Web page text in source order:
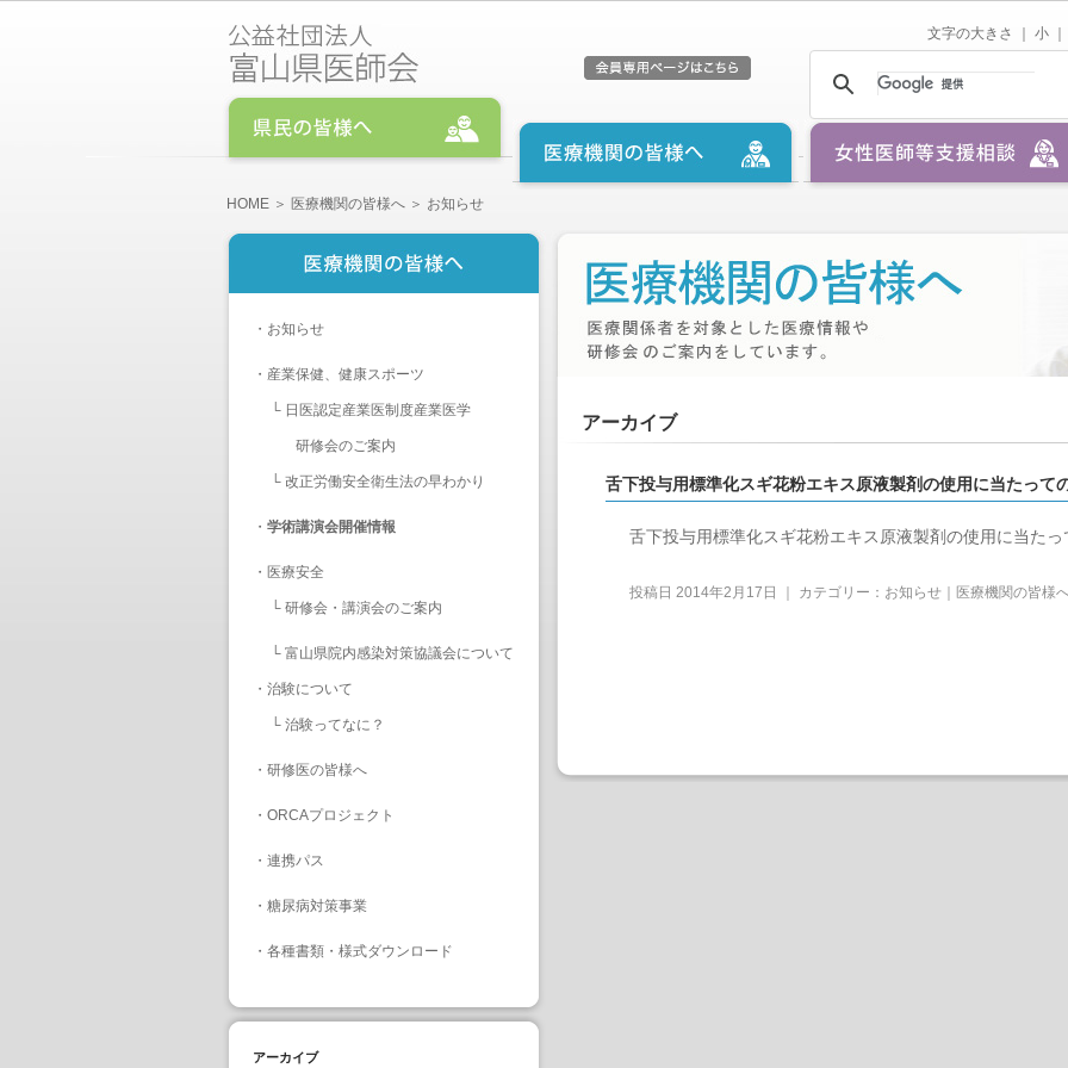
文字の大きさ ｜ 小
HOME ＞ 医療機関の皆様へ ＞ お知らせ
・ お知らせ
・ 産業保健、健康スポーツ
└ 日医認定産業医制度産業医学
研修会のご案内
└ 改正労働安全衛生法の早わかり
・ 学術講演会開催情報
・ 医療安全
└ 研修会・講演会のご案内
└ 富山県院内感染対策協議会について
・ 治験について
└ 治験ってなに？
・ 研修医の皆様へ
・ ORCAプロジェクト
・ 連携パス
・ 糖尿病対策事業
・ 各種書類・様式ダウンロード
アーカイブ
アーカイブ
舌下投与用標準化スギ花粉エキス原液製剤の使用に当たって
舌下投与用標準化スギ花粉エキス原液製剤の使用に当た
投稿日 2014年2月17日 ｜ カテゴリー： お知らせ｜医療機関の皆様